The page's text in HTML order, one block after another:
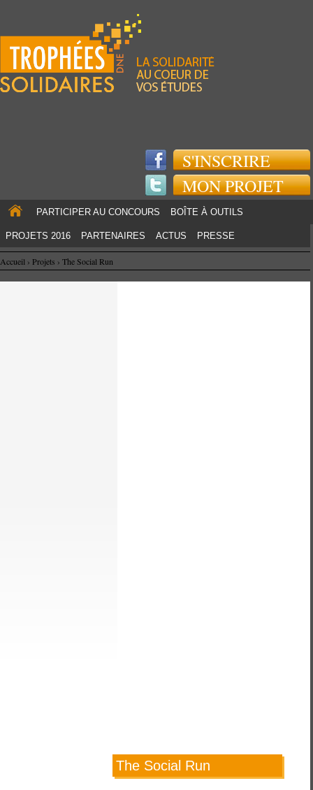
S'INSCRIRE
MON PROJET
PARTICIPER AU CONCOURS BOÎTE À OUTILS
PROJETS 2016 PARTENAIRES ACTUS PRESSE
Accueil › Projets › The Social Run
The Social Run